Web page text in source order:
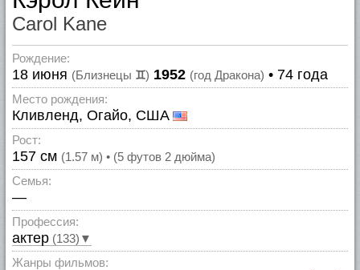
Carol Kane
Рождение:
18 июня (Близнецы ♊) 1952 (год Дракона) • 74 года
Место рождения:
Кливленд, Огайо, США
Рост:
157 см (1.57 м) • (5 футов 2 дюйма)
Семья:
—
Профессия:
актер (133)▼
Жанры фильмов: